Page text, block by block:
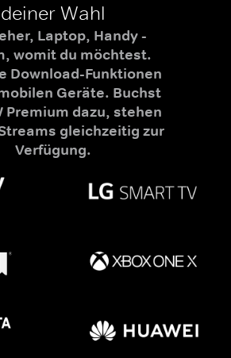
deiner Wahl
Laptop, Handy -
womit du möchtest.
Download-Funktionen
Geräte. Buchst
Premium dazu, stehen
gleichzeitig zur
Verfügung.